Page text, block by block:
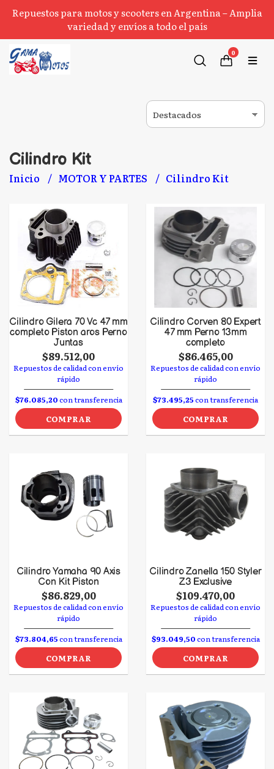
Repuestos para motos y scooters en Argentina – Amplia
variedad y envíos a todo el país
0
Cilindro Kit
Inicio MOTOR Y PARTES Cilindro Kit
Cilindro Gilera 70 Vc 47 mm
completo Piston aros Perno
Juntas
$89.512,00
Repuestos de calidad con envío
rápido
$76.085,20con transferencia
COMPRAR
Cilindro Corven 80 Expert
47 mm Perno 13mm
completo
$86.465,00
Repuestos de calidad con envío
rápido
$73.495,25con transferencia
COMPRAR
Cilindro Yamaha 90 Axis
Con Kit Piston
$86.829,00
Repuestos de calidad con envío
rápido
$73.804,65con transferencia
COMPRAR
Cilindro Zanella 150 Styler
Z3 Exclusive
$109.470,00
Repuestos de calidad con envío
rápido
$93.049,50con transferencia
COMPRAR